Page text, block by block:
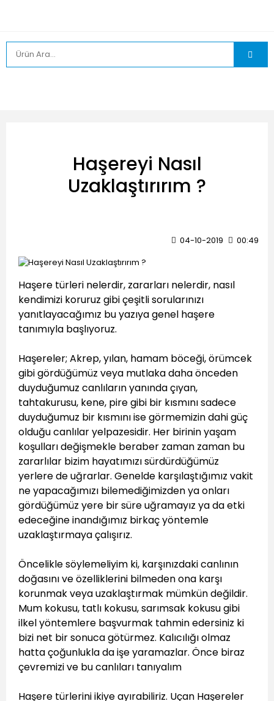
Haşereyi Nasıl
Uzaklaştırırım ?
04-10-2019 00:49
Haşere türleri nelerdir, zararları nelerdir, nasıl
kendimizi koruruz gibi çeşitli sorularınızı
yanıtlayacağımız bu yazıya genel haşere
tanımıyla başlıyoruz.
Haşereler; Akrep, yılan, hamam böceği, örümcek
gibi gördüğümüz veya mutlaka daha önceden
duyduğumuz canlıların yanında çıyan,
tahtakurusu, kene, pire gibi bir kısmını sadece
duyduğumuz bir kısmını ise görmemizin dahi güç
olduğu canlılar yelpazesidir. Her birinin yaşam
koşulları değişmekle beraber zaman zaman bu
zararlılar bizim hayatımızı sürdürdüğümüz
yerlere de uğrarlar. Genelde karşılaştığımız vakit
ne yapacağımızı bilemediğimizden ya onları
gördüğümüz yere bir süre uğramayız ya da etki
edeceğine inandığımız birkaç yöntemle
uzaklaştırmaya çalışırız.
Öncelikle söylemeliyim ki, karşınızdaki canlının
doğasını ve özelliklerini bilmeden ona karşı
korunmak veya uzaklaştırmak mümkün değildir.
Mum kokusu, tatlı kokusu, sarımsak kokusu gibi
ilkel yöntemlere başvurmak tahmin edersiniz ki
bizi net bir sonuca götürmez. Kalıcılığı olmaz
hatta çoğunlukla da işe yaramazlar. Önce biraz
çevremizi ve bu canlıları tanıyalım
Haşere türlerini ikiye ayırabiliriz. Uçan Haşereler